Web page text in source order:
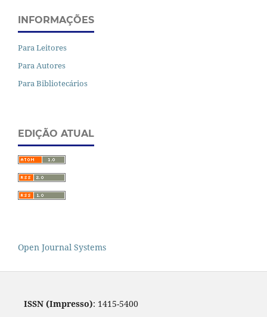
INFORMAÇÕES
Para Leitores
Para Autores
Para Bibliotecários
EDIÇÃO ATUAL
Open Journal Systems
ISSN (Impresso): 1415-5400